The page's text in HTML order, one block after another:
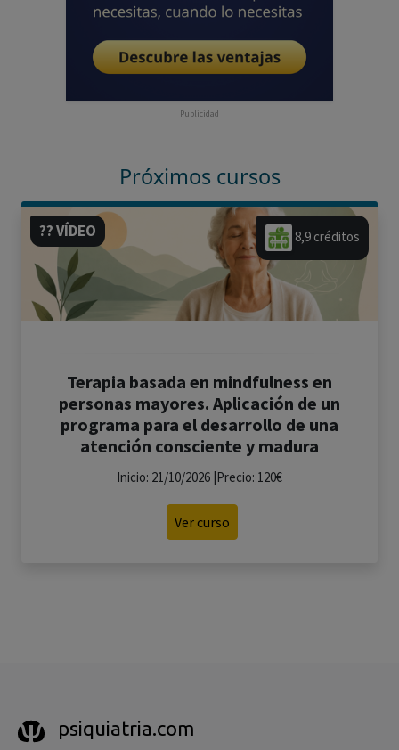
Publicidad
Próximos cursos
8,9 créditos
?? VÍDEO
Terapia basada en mindfulness en
personas mayores. Aplicación de un
programa para el desarrollo de una
atención consciente y madura
Inicio: 21/10/2026 |Precio: 120€
Ver curso
psiquiatria.com